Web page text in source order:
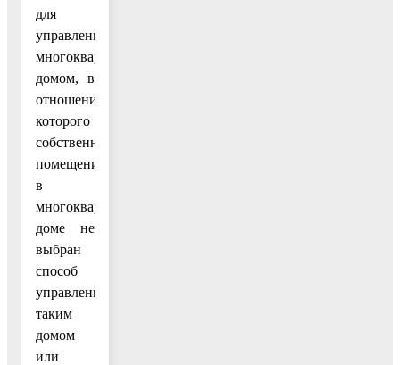
для
управления
многоквартирным
домом, в
отношении
которого
собственниками
помещений
в
многоквартирном
доме не
выбран
способ
управления
таким
домом
или